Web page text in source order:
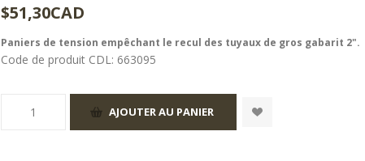
$51,30CAD
Paniers de tension empêchant le recul des tuyaux de gros gabarit 2".
Code de produit CDL: 663095